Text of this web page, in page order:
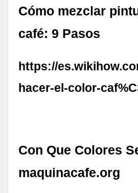
Cómo mezclar
café: 9 Pasos
https://
hacer-el-color-
Con Que Colores
maquinacafe.org